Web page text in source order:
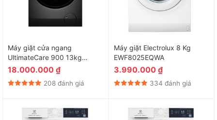
Máy giặt cửa ngang
UltimateCare 900 13kg
EWF1342R9SC
18.000.000 ₫
208 đánh giá
Máy giặt Electrolux 8 Kg
EWF8025EQWA
3.990.000 ₫
334 đánh giá